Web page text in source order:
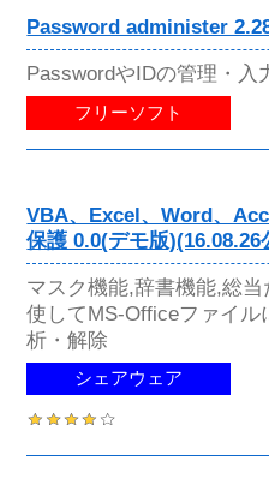
Password administer
PasswordやIDの管理・入
フリーソフト
VBA、Excel、Word、
保護 0.0(デモ版)(16.08.26
マスク機能,辞書機能,総
使してMS-Officeファイ
析・解除
シェアウェア